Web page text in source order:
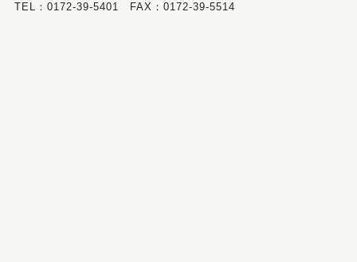
TEL：0172-39-5401 FAX：0172-39-5514